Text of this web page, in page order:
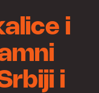
i
i